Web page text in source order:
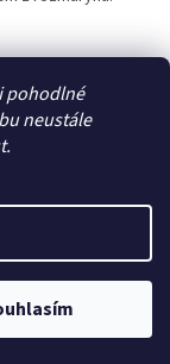
pohodlné
neustále
vyhrazena.